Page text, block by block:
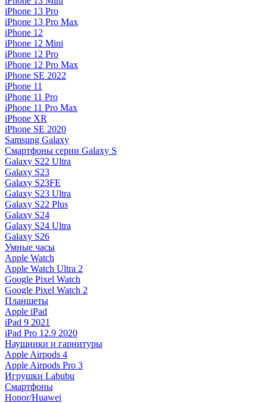
iPhone 13 Pro
iPhone 13 Pro Max
iPhone 12
iPhone 12 Mini
iPhone 12 Pro
iPhone 12 Pro Max
iPhone SE 2022
iPhone 11
iPhone 11 Pro
iPhone 11 Pro Max
iPhone XR
iPhone SE 2020
Samsung Galaxy
Смартфоны серии Galaxy S
Galaxy S22 Ultra
Galaxy S23
Galaxy S23FE
Galaxy S23 Ultra
Galaxy S22 Plus
Galaxy S24
Galaxy S24 Ultra
Galaxy S26
Умные часы
Apple Watch
Apple Watch Ultra 2
Google Pixel Watch
Google Pixel Watch 2
Планшеты
Apple iPad
iPad 9 2021
iPad Pro 12.9 2020
Наушники и гарнитуры
Apple Airpods 4
Apple Airpods Pro 3
Игрушки Labubu
Смартфоны
Honor/Huawei